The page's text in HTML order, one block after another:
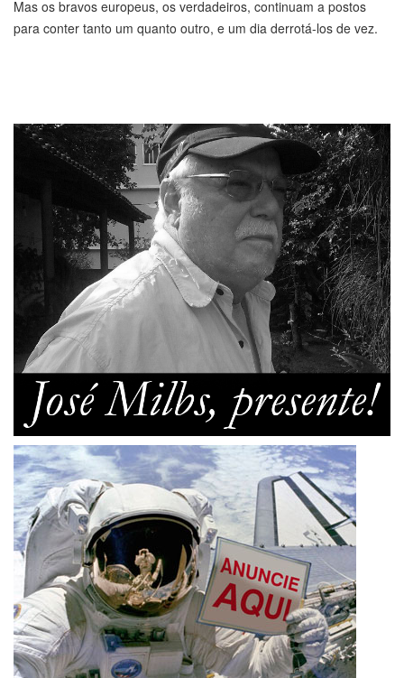
Mas os bravos europeus, os verdadeiros, continuam a postos
para conter tanto um quanto outro, e um dia derrotá-los de vez.